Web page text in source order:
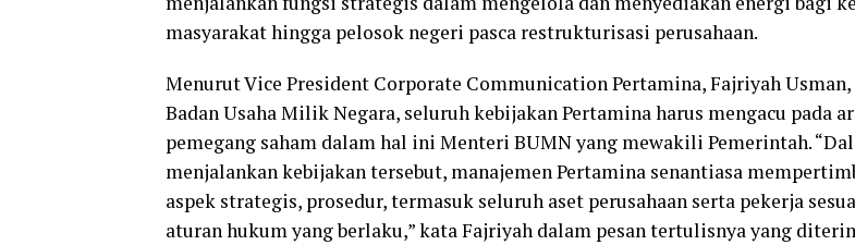
masyarakat hingga pelosok negeri pasca restrukturisasi perusahaan.
Menurut Vice President Corporate Communication Pertamina, Fajriyah Usman,
Badan Usaha Milik Negara, seluruh kebijakan Pertamina harus mengacu pada
pemegang saham dalam hal ini Menteri BUMN yang mewakili Pemerintah.
menjalankan kebijakan tersebut, manajemen Pertamina senantiasa
aspek strategis, prosedur, termasuk seluruh aset perusahaan serta pekerja
aturan hukum yang berlaku,” kata Fajriyah dalam pesan tertulisnya yang